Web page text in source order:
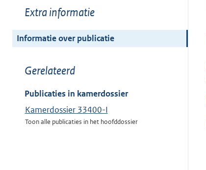
Toon
van:
Extra informatie
Informatie over publicatie
Toon
van:
Gerelateerd
Publicaties in kamerdossier
Kamerdossier 33400-I
Toon alle publicaties in het hoofddossier